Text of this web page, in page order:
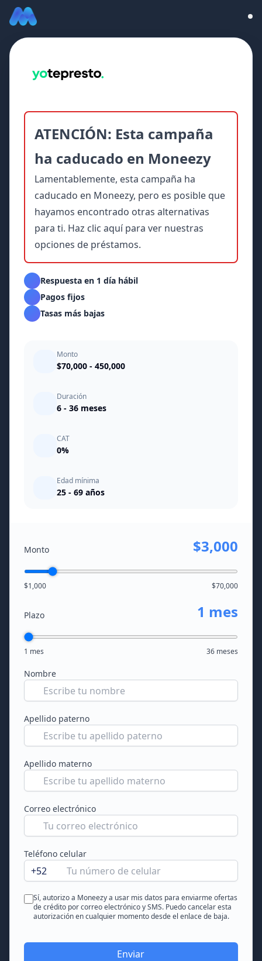
ATENCIÓN: Esta campaña
ha caducado en Moneezy
Lamentablemente, esta campaña ha
caducado en Moneezy, pero es posible que
hayamos encontrado otras alternativas
para ti. Haz clic aquí para ver nuestras
opciones de préstamos.
Respuesta en 1 día hábil
Pagos fijos
Tasas más bajas
Monto
$70,000 - 450,000
Duración
6 - 36 meses
CAT
0%
Edad mínima
25 - 69 años
Monto $3,000
$1,000 $70,000
Plazo 1 mes
1 mes 36 meses
Nombre
Apellido paterno
Apellido materno
Correo electrónico
Teléfono celular
+52
Sí, autorizo a Moneezy a usar mis datos para enviarme ofertas
de crédito por correo electrónico y SMS. Puedo cancelar esta
autorización en cualquier momento desde el enlace de baja.
Enviar